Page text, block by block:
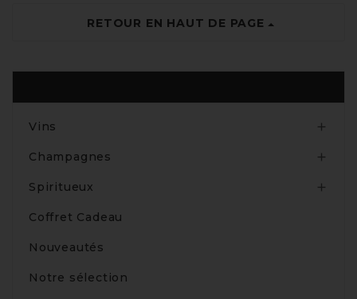
RETOUR EN HAUT DE PAGE
Vins 
Champagnes 
Spiritueux 
Coffret Cadeau
Nouveautés
Notre sélection